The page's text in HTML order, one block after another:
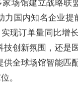
力国内知名企业提
现订单量同比增
技创新氛围，还是
供全球场馆智能匹
。